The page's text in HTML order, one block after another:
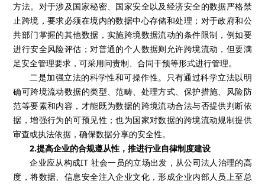
方法。对于涉及国家秘密、国家安全以及经济安全的数据严格禁
止跨境，要求必须在境内的数据中心存储和处理；对于政府和公
共部门掌握的其他数据，实施跨境数据流动的条件限制，例如要
进行安全风险评估；对普通的个人数据则允许跨境流动，但要满
足安全管理要求，可采用问责制、合同干预等形式进行管理。
二是加强立法的科学性和可操作性。只有通过科学立法以明
确可跨境流动数据的类型、范畴、处理方式、保护措施、风险防
范等要素和内容，才能既为数据的跨境流动合法与否提供判断依
据，增强行为的可预见性；也为国家对数据的跨境流动规制提供
审查或执法依据，确保数据分享的安全性。
2.提高企业的合规遵从性，推进行业自律制度建设
企业应从构成IT 社会一员的立场出发，从公司法人治理的高
度，将数据、信息安全注入企业文化，形成企业内部人员上至总